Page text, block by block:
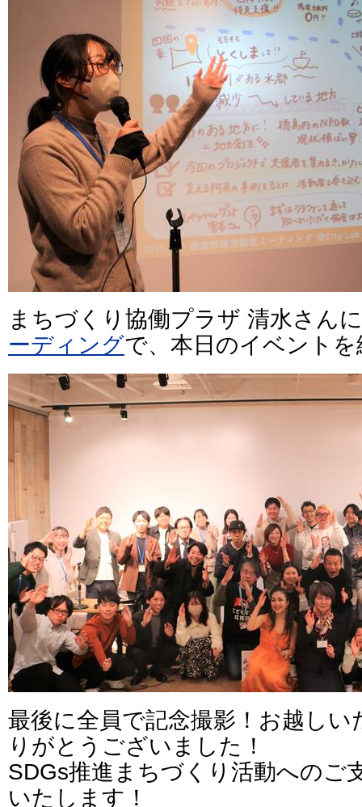
まちづくり協働プラザ 清水さん
ーディングで、本日のイベントを
最後に全員で記念撮影！お越し
りがとうございました！
SDGs推進まちづくり活動へのご
いたします！